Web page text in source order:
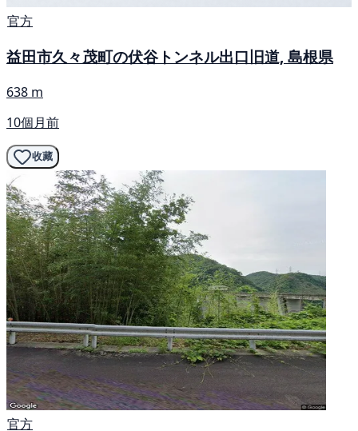
官方
益田市久々茂町の伏谷トンネル出口旧道, 島根県
638 m
10個月前
收藏
官方